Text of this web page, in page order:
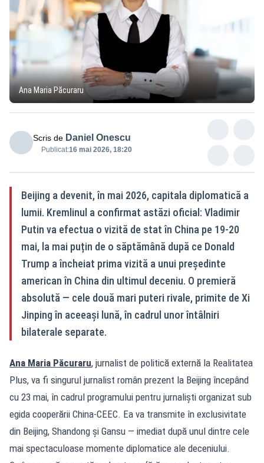
Ana Maria Păcuraru
Scris de Daniel Onescu
Publicat:16 mai 2026, 18:20
Beijing a devenit, în mai 2026, capitala diplomatică a
lumii. Kremlinul a confirmat astăzi oficial: Vladimir
Putin va efectua o vizită de stat în China pe 19-20
mai, la mai puțin de o săptămână după ce Donald
Trump a încheiat prima vizită a unui președinte
american în China din ultimul deceniu. O premieră
absolută — cele două mari puteri rivale, primite de Xi
Jinping în aceeași lună, în cadrul unor întâlniri
bilaterale separate.
Ana Maria Păcuraru, jurnalist de politică externă la Realitatea
Plus, va fi singurul jurnalist român prezent la Beijing începând
cu 23 mai, în cadrul programului pentru jurnaliști organizat sub
egida cooperării China-CEEC. Ea va transmite în exclusivitate
din Beijing, Shandong și Gansu — imediat după unul dintre cele
mai spectaculoase momente diplomatice ale deceniului.